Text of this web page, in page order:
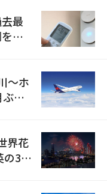
最
点
〜ホ
り
界花
3カ